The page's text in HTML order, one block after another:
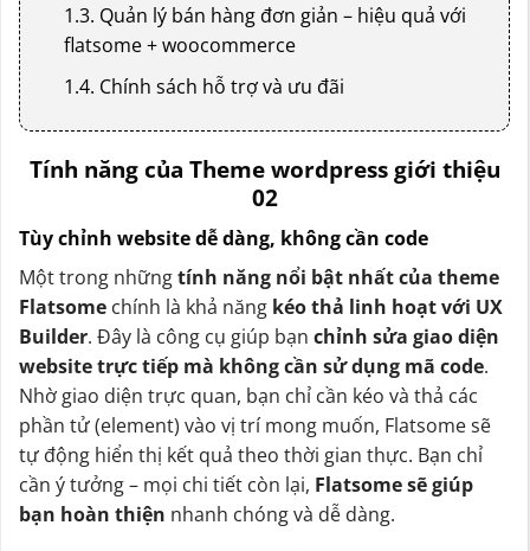
1.3. Quản lý bán hàng đơn giản – hiệu quả với
flatsome + woocommerce
1.4. Chính sách hỗ trợ và ưu đãi
Tính năng của Theme wordpress giới thiệu
02
Tùy chỉnh website dễ dàng, không cần code
Một trong nhữngtính năng nổi bật nhất của theme
Flatsome chính là khả năng kéo thả linh hoạt với UX
Builder. Đây là công cụ giúp bạn chỉnh sửa giao diện
website trực tiếp mà không cần sử dụng mã code.
Nhờ giao diện trực quan, bạn chỉ cần kéo và thả các
phần tử (element) vào vị trí mong muốn, Flatsome sẽ
tự động hiển thị kết quả theo thời gian thực. Bạn chỉ
cần ý tưởng – mọi chi tiết còn lại, Flatsome sẽ giúp
bạn hoàn thiện nhanh chóng và dễ dàng.